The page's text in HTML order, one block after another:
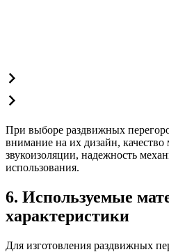
При выборе раздвижных
внимание на их дизайн, качество
звукоизоляции, надежность
использования.
6. Используемые
характеристики
Для изготовления раздвижных